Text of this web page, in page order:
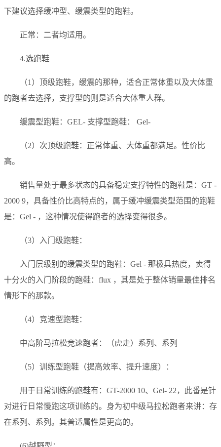
下建议选择缓冲型、缓震类型的跑鞋。
正常：二者均适用。
4.选跑鞋
（1）顶级跑鞋，缓震的那种，适合正常体重以及大体重
的跑者去选择，支撑型的则是适合大体重人群。
缓震型跑鞋：GEL- 支撑型跑鞋： Gel-
（2）次顶级跑鞋：正常体重、大体重都满足。性价比
高。
销售量处于最多状态的具备稳定支撑特性的跑鞋是：GT -
2000 9，具备性价比高特点的，属于缓冲缓震类型范围的跑鞋
是：Gel - ，这种情况使得跑者的选择变得很多。
（3）入门级跑鞋：
入门层级别的缓震类型的跑鞋：Gel - 那极具热度，卖得
十分火的入门阶段的跑鞋：flux ，其是处于整体销量最佳排名
情形下的那款。
（4）竞速型跑鞋：
中高阶马拉松竞速跑者：（虎走）系列、系列
（5）训练型跑鞋（提高效率、提升速度）：
用于日常训练的跑鞋有：GT-2000 10、Gel- 22，此番是针
对进行日常慢跑这项训练的。身为初中级马拉松跑者来讲：存
在系列、系列。其普适属性是更高的。